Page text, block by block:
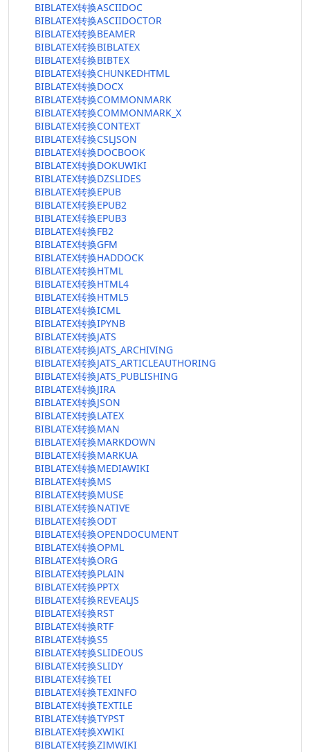
BIBLATEX转换ASCIIDOC
BIBLATEX转换ASCIIDOCTOR
BIBLATEX转换BEAMER
BIBLATEX转换BIBLATEX
BIBLATEX转换BIBTEX
BIBLATEX转换CHUNKEDHTML
BIBLATEX转换DOCX
BIBLATEX转换COMMONMARK
BIBLATEX转换COMMONMARK_X
BIBLATEX转换CONTEXT
BIBLATEX转换CSLJSON
BIBLATEX转换DOCBOOK
BIBLATEX转换DOKUWIKI
BIBLATEX转换DZSLIDES
BIBLATEX转换EPUB
BIBLATEX转换EPUB2
BIBLATEX转换EPUB3
BIBLATEX转换FB2
BIBLATEX转换GFM
BIBLATEX转换HADDOCK
BIBLATEX转换HTML
BIBLATEX转换HTML4
BIBLATEX转换HTML5
BIBLATEX转换ICML
BIBLATEX转换IPYNB
BIBLATEX转换JATS
BIBLATEX转换JATS_ARCHIVING
BIBLATEX转换JATS_ARTICLEAUTHORING
BIBLATEX转换JATS_PUBLISHING
BIBLATEX转换JIRA
BIBLATEX转换JSON
BIBLATEX转换LATEX
BIBLATEX转换MAN
BIBLATEX转换MARKDOWN
BIBLATEX转换MARKUA
BIBLATEX转换MEDIAWIKI
BIBLATEX转换MS
BIBLATEX转换MUSE
BIBLATEX转换NATIVE
BIBLATEX转换ODT
BIBLATEX转换OPENDOCUMENT
BIBLATEX转换OPML
BIBLATEX转换ORG
BIBLATEX转换PLAIN
BIBLATEX转换PPTX
BIBLATEX转换REVEALJS
BIBLATEX转换RST
BIBLATEX转换RTF
BIBLATEX转换S5
BIBLATEX转换SLIDEOUS
BIBLATEX转换SLIDY
BIBLATEX转换TEI
BIBLATEX转换TEXINFO
BIBLATEX转换TEXTILE
BIBLATEX转换TYPST
BIBLATEX转换XWIKI
BIBLATEX转换ZIMWIKI